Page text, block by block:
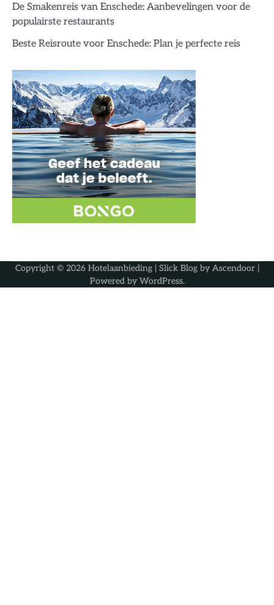
De Smakenreis van Enschede: Aanbevelingen voor de
populairste restaurants
Beste Reisroute voor Enschede: Plan je perfecte reis
Copyright © 2026 Hotelaanbieding| Slick Blog by Ascendoor|
Powered by WordPress.